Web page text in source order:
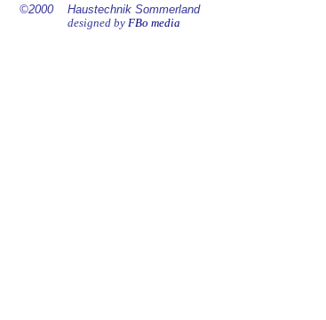
©2000 Haustechnik Sommerland
designed by FBo media